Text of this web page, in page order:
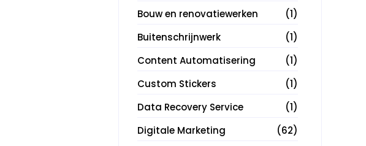
Bouw en renovatiewerken
(1)
Buitenschrijnwerk
(1)
Content Automatisering
(1)
Custom Stickers
(1)
Data Recovery Service
(1)
Digitale Marketing
(62)